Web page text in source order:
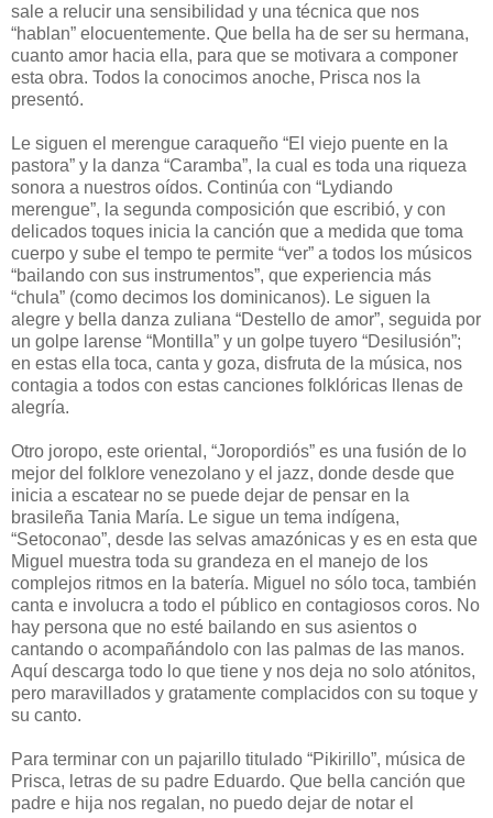
sale a relucir una sensibilidad y una técnica que nos
“hablan” elocuentemente. Que bella ha de ser su hermana,
cuanto amor hacia ella, para que se motivara a componer
esta obra. Todos la conocimos anoche, Prisca nos la
presentó.
Le siguen el merengue caraqueño “El viejo puente en la
pastora” y la danza “Caramba”, la cual es toda una riqueza
sonora a nuestros oídos. Continúa con “Lydiando
merengue”, la segunda composición que escribió, y con
delicados toques inicia la canción que a medida que toma
cuerpo y sube el tempo te permite “ver” a todos los músicos
“bailando con sus instrumentos”, que experiencia más
“chula” (como decimos los dominicanos). Le siguen la
alegre y bella danza zuliana “Destello de amor”, seguida por
un golpe larense “Montilla” y un golpe tuyero “Desilusión”;
en estas ella toca, canta y goza, disfruta de la música, nos
contagia a todos con estas canciones folklóricas llenas de
alegría.
Otro joropo, este oriental, “Joropordiós” es una fusión de lo
mejor del folklore venezolano y el jazz, donde desde que
inicia a escatear no se puede dejar de pensar en la
brasileña Tania María. Le sigue un tema indígena,
“Setoconao”, desde las selvas amazónicas y es en esta que
Miguel muestra toda su grandeza en el manejo de los
complejos ritmos en la batería. Miguel no sólo toca, también
canta e involucra a todo el público en contagiosos coros. No
hay persona que no esté bailando en sus asientos o
cantando o acompañándolo con las palmas de las manos.
Aquí descarga todo lo que tiene y nos deja no solo atónitos,
pero maravillados y gratamente complacidos con su toque y
su canto.
Para terminar con un pajarillo titulado “Pikirillo”, música de
Prisca, letras de su padre Eduardo. Que bella canción que
padre e hija nos regalan, no puedo dejar de notar el